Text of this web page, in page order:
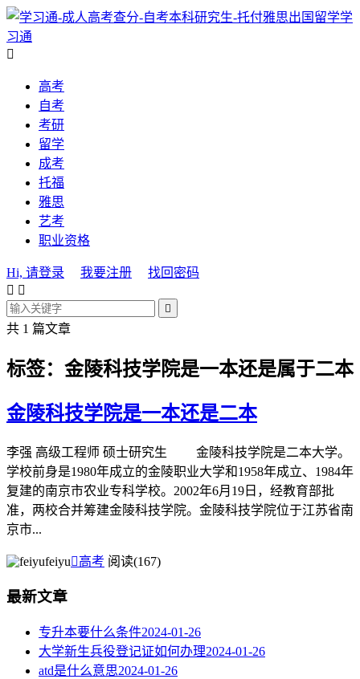
学
习通

高考
自考
考研
留学
成考
托福
雅思
艺考
职业资格
Hi, 请登录 我要注册
找回密码
 

共 1 篇文章
标签：金陵科技学院是一本还是属于二本
金陵科技学院是一本还是二本
李强 高级工程师 硕士研究生 金陵科技学院是二本大学。
学校前身是1980年成立的金陵职业大学和1958年成立、1984年
复建的南京市农业专科学校。2002年6月19日，经教育部批
准，两校合并筹建金陵科技学院。金陵科技学院位于江苏省南
京市...
feiyu高考 阅读(167)
最新文章
专升本要什么条件2024-01-26
大学新生兵役登记证如何办理2024-01-26
atd是什么意思2024-01-26